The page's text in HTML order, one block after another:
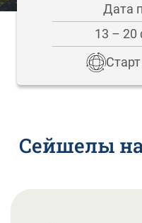
Дата
13 – 20
Сейшелы